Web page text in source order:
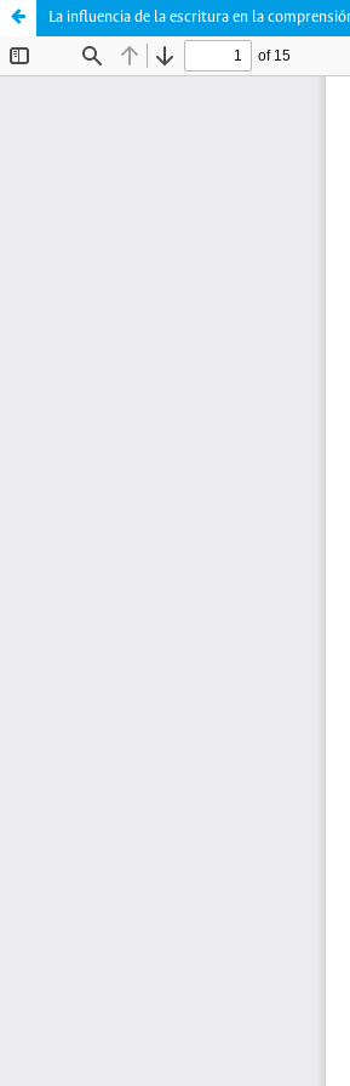
La influencia de la escritura en la